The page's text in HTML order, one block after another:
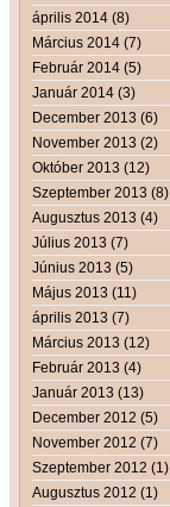
április 2014 (8)
Március 2014 (7)
Február 2014 (5)
Január 2014 (3)
December 2013 (6)
November 2013 (2)
Október 2013 (12)
Szeptember 2013 (8)
Augusztus 2013 (4)
Július 2013 (7)
Június 2013 (5)
Május 2013 (11)
április 2013 (7)
Március 2013 (12)
Február 2013 (4)
Január 2013 (13)
December 2012 (5)
November 2012 (7)
Szeptember 2012 (1)
Augusztus 2012 (1)